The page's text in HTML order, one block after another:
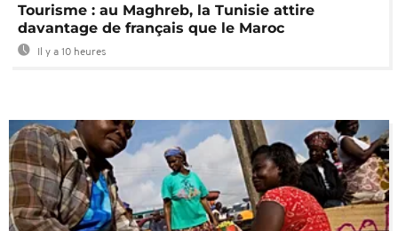
Tourisme : au Maghreb, la Tunisie attire
davantage de français que le Maroc
Il y a 10 heures